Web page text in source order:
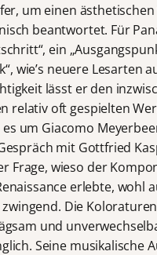
um einen
beantwortet. Für
ein
wie’s neuere Lesarten
lässt er den
relativ oft gespielten
um Giacomo
mit Gottfried
Frage, wieso der
erlebte, wohl
Die
und
Seine musikalische